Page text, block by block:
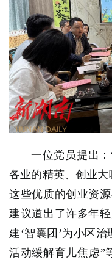
一位党员提出
各业的精英、创业
这些优质的创业资
建议道出了许多年
建‘智囊团’为小区
活动缓解育儿焦虑”